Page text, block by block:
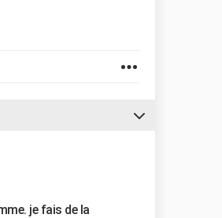
je fais de la